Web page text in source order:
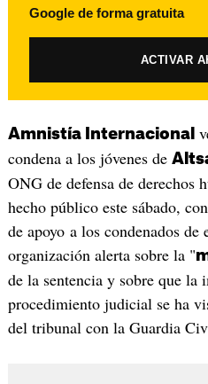
Google de forma gratuita
ACTIVAR
Amnistía Internacional
condena a los jóvenes de
ONG de defensa de derechos
hecho público este sábado,
de apoyo a los condenados
organización alerta sobre la "
de la sentencia y sobre que la
procedimiento judicial se ha
del tribunal con la Guardia